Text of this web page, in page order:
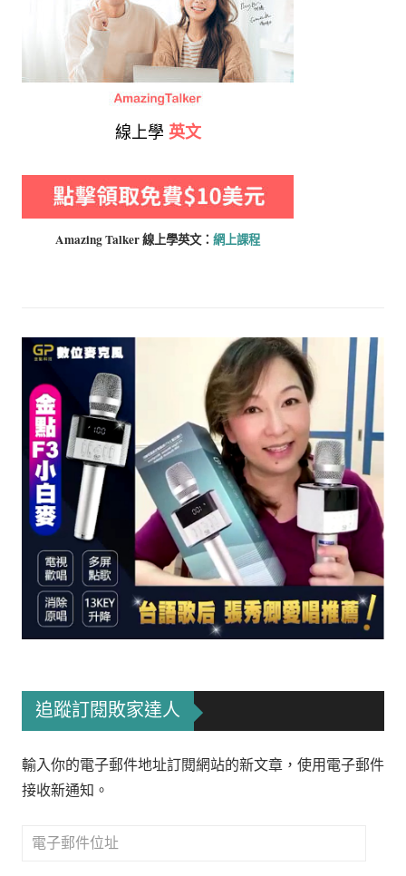
線上學 英文
Amazing Talker 線上學英文： 網上課程
追蹤訂閱敗家達人
輸入你的電子郵件地址訂閱網站的新文章，使用電子郵件
接收新通知。
電